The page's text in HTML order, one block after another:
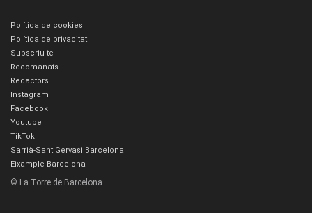
Política de cookies
Política de privacitat
Subscriu-te
Recomanats
Redactors
Instagram
Facebook
Youtube
TikTok
Sarrià-Sant Gervasi Barcelona
Eixample Barcelona
© La Torre de Barcelona